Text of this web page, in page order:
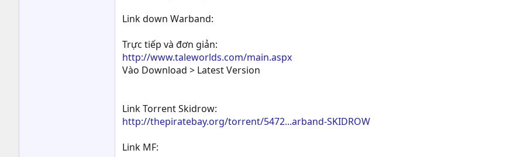
Link down Warband:
Trực tiếp và đơn giản:
http://www.taleworlds.com/main.aspx
Vào Download > Latest Version
Link Torrent Skidrow:
http://thepiratebay.org/torrent/5472...arband-SKIDROW
Link MF: